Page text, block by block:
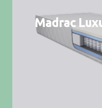
Madrac